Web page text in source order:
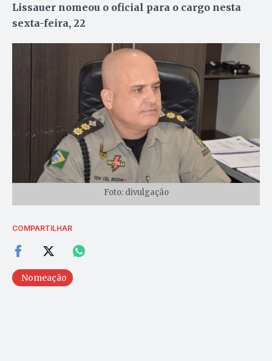
Lissauer nomeou o oficial para o cargo nesta
sexta-feira, 22
Foto: divulgação
COMPARTILHAR
Nomeação